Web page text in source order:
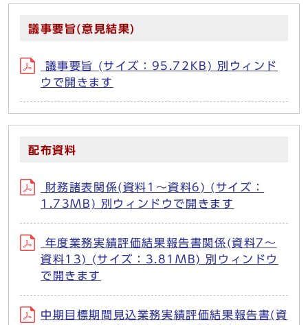
議事要旨(意見結果)
議事要旨 (サイズ：95.72KB) 別ウィンド
ウで開きます
配布資料
財務諸表関係(資料1～資料6) (サイズ：
1.73MB) 別ウィンドウで開きます
年度業務実績評価結果報告書関係(資料7～
資料13) (サイズ：3.81MB) 別ウィンドウ
で開きます
中期目標期間見込業務実績評価結果報告書(資